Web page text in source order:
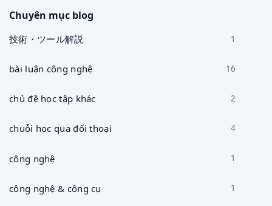
Chuyên mục blog
技術・ツール解説 1
bài luận công nghệ 16
chủ đề học tập khác 2
chuỗi học qua đối thoại 4
công nghệ 1
công nghệ & công cụ 1